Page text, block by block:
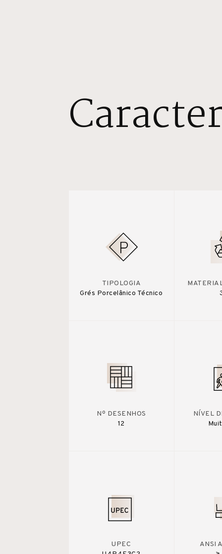
TIPOLOGIA
Grés Porcelânico Técnico
Nº DESENHOS
12
NÍVEL
UPEC
ANSI